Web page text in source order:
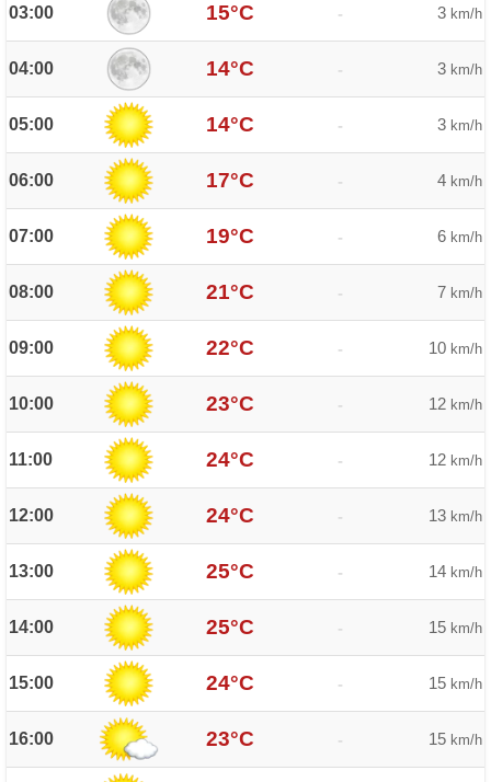
03:00 15°C - 3 km/h
04:00 14°C - 3 km/h
05:00 14°C - 3 km/h
06:00 17°C - 4 km/h
07:00 19°C - 6 km/h
08:00 21°C - 7 km/h
09:00 22°C - 10 km/h
10:00 23°C - 12 km/h
11:00 24°C - 12 km/h
12:00 24°C - 13 km/h
13:00 25°C - 14 km/h
14:00 25°C - 15 km/h
15:00 24°C - 15 km/h
16:00 23°C - 15 km/h